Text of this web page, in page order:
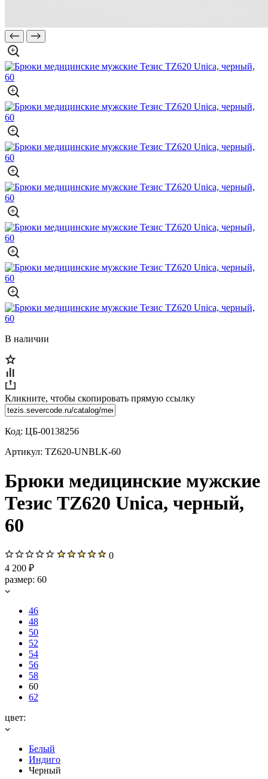
В наличии
Кликните, чтобы скопировать прямую ссылку
Код: ЦБ-00138256
Артикул: TZ620-UNBLK-60
Брюки медицинские мужские
Тезис TZ620 Unica, черный,
60
0
4 200 ₽
размер: 60
46
48
50
52
54
56
58
60
62
цвет:
Белый
Индиго
Черный